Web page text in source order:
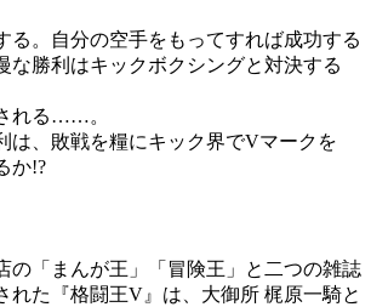
る。自分の空手をもってすれば成功する
な勝利はキックボクシングと対決する
れる……。
は、敗戦を糧にキック界でVマークを
か!?
の「まんが王」「冒険王」と二つの雑誌
れた『格闘王V』は、大御所 梶原一騎と